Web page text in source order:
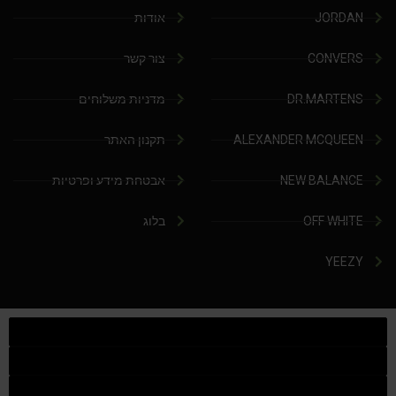
JORDAN KIDS
NEW BALANCE KIDS
NIKE DUNK KIDS
YEEZY KIDS
NIKE
JORDAN
CONVERS
DR.MARTENS
ALEXANDER MCQUEEN
NEW BALANCE
OFF WHITE
YEEZY
אודות
צור קשר
מדניות משלוחים
תקנון האתר
אבטחת מידע ופרטיות
בלוג